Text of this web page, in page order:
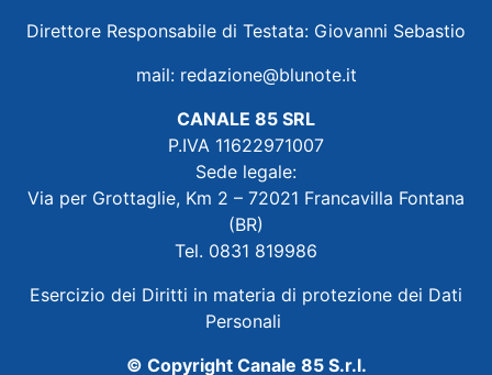
Direttore Responsabile di Testata: Giovanni Sebastio
mail: redazione@blunote.it
CANALE 85 SRL
P.IVA 11622971007
Sede legale:
Via per Grottaglie, Km 2 – 72021 Francavilla Fontana
(BR)
Tel. 0831 819986
Esercizio dei Diritti in materia di protezione dei Dati
Personali
© Copyright Canale 85 S.r.l.